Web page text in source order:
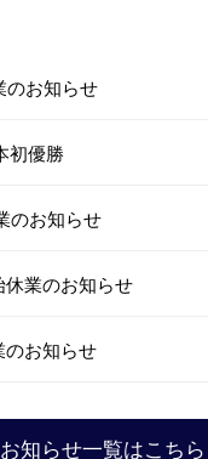
お知らせ
初優勝
のお知らせ
業のお知らせ
お知らせ
お知らせ一覧はこちら